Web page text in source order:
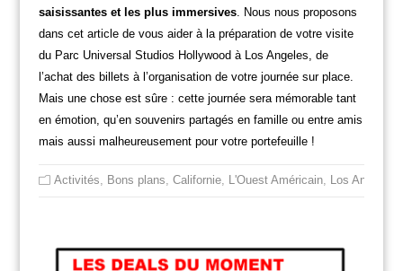
saisissantes et les plus immersives. Nous nous proposons
dans cet article de vous aider à la préparation de votre visite
du Parc Universal Studios Hollywood à Los Angeles, de
l’achat des billets à l’organisation de votre journée sur place.
Mais une chose est sûre : cette journée sera mémorable tant
en émotion, qu’en souvenirs partagés en famille ou entre amis
mais aussi malheureusement pour votre portefeuille !
Activités Bons plans Californie, L'Ouest Américain, Los Angeles